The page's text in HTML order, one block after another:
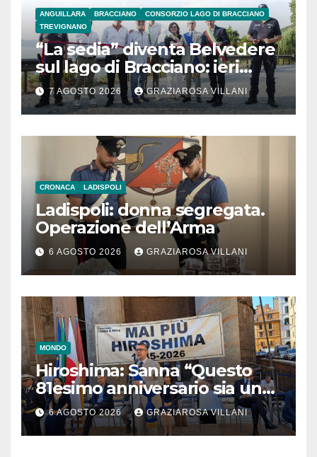
ANGUILLARA BRACCIANO
CONSORZIO LAGO DI BRACCIANO
TREVIGNANO
“La sedia” diventa Belvedere
sul lago di Bracciano: ieri
l’inaugurazione
7 AGOSTO 2026 GRAZIAROSA VILLANI
CRONACA LADISPOLI
Ladispoli: donna segregata.
Operazione dell’Arma
6 AGOSTO 2026 GRAZIAROSA VILLANI
MONDO
Hiroshima: Sanna “Questo
81esimo anniversario sia un
monito per tutti”
6 AGOSTO 2026 GRAZIAROSA VILLANI